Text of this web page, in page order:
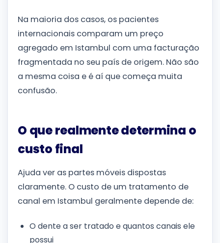
Na maioria dos casos, os pacientes
internacionais comparam um preço
agregado em Istambul com uma facturação
fragmentada no seu país de origem. Não são
a mesma coisa e é aí que começa muita
confusão.
O que realmente determina o
custo final
Ajuda ver as partes móveis dispostas
claramente. O custo de um tratamento de
canal em Istambul geralmente depende de:
O dente a ser tratado e quantos canais ele
possui